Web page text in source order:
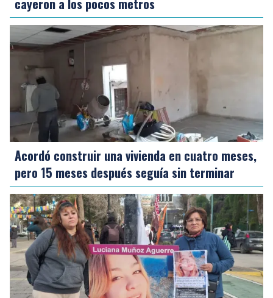
cayeron a los pocos metros
Acordó construir una vivienda en cuatro meses,
pero 15 meses después seguía sin terminar